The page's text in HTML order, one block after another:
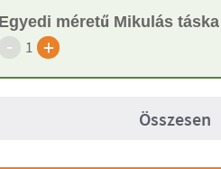
Egyedi méretű Mikulás táska
- 1 +
Összesen